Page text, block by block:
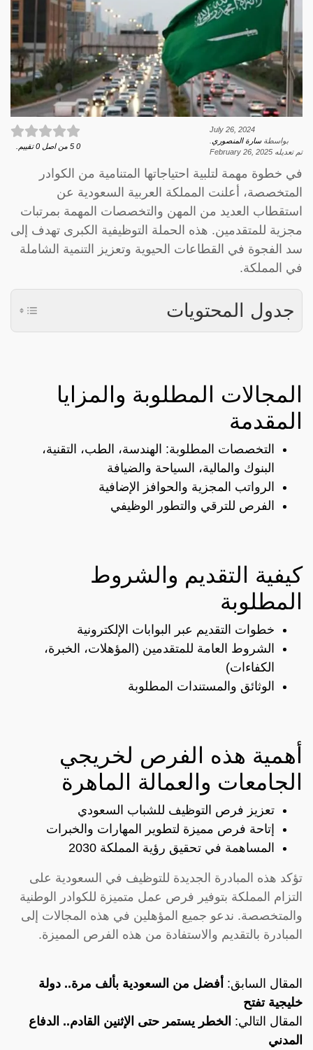
July 26, 2024
بواسطةسارة المنصوري
تم تعديله February 26, 2025
0
5 من اصل 0 تقييم.
في خطوة مهمة لتلبية احتياجاتها المتنامية من الكوادر
المتخصصة، أعلنت المملكة العربية السعودية عن
استقطاب العديد من المهن والتخصصات المهمة بمرتبات
مجزية للمتقدمين. هذه الحملة التوظيفية الكبرى تهدف إلى
سد الفجوة في القطاعات الحيوية وتعزيز التنمية الشاملة
في المملكة.
جدول المحتويات
المجالات المطلوبة والمزايا
المقدمة
التخصصات المطلوبة: الهندسة، الطب، التقنية،
البنوك والمالية، السياحة والضيافة
الرواتب المجزية والحوافز الإضافية
الفرص للترقي والتطور الوظيفي
كيفية التقديم والشروط
المطلوبة
خطوات التقديم عبر البوابات الإلكترونية
الشروط العامة للمتقدمين (المؤهلات، الخبرة،
الكفاءات)
الوثائق والمستندات المطلوبة
أهمية هذه الفرص لخريجي
الجامعات والعمالة الماهرة
تعزيز فرص التوظيف للشباب السعودي
إتاحة فرص مميزة لتطوير المهارات والخبرات
المساهمة في تحقيق رؤية المملكة 2030
تؤكد هذه المبادرة الجديدة للتوظيف في السعودية على
التزام المملكة بتوفير فرص عمل متميزة للكوادر الوطنية
والمتخصصة. ندعو جميع المؤهلين في هذه المجالات إلى
المبادرة بالتقديم والاستفادة من هذه الفرص المميزة.
المقال السابق: أفضل من السعودية بألف مرة.. دولة
خليجية تفتح
المقال التالي: الخطر يستمر حتى الإثنين القادم.. الدفاع
المدني